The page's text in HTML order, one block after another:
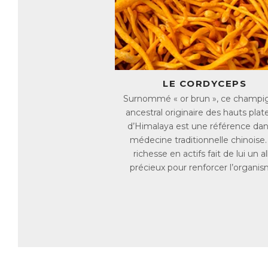
●
●
●
●
●
●
LE CORDYCEPS
Surnommé « or brun », ce
ancestral originaire des hauts
d’Himalaya est une référence
médecine traditionnelle chinoise.
richesse en actifs fait de lui un
précieux pour renforcer